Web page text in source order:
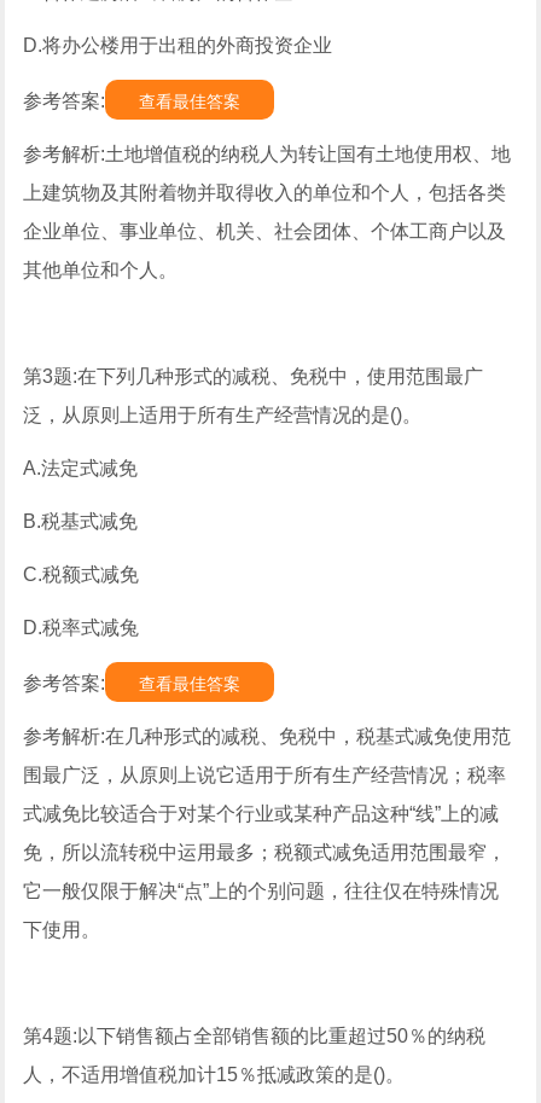
D.将办公楼用于出租的外商投资企业
参考答案: 查看最佳答案
参考解析:土地增值税的纳税人为转让国有土地使用权、地
上建筑物及其附着物并取得收入的单位和个人，包括各类
企业单位、事业单位、机关、社会团体、个体工商户以及
其他单位和个人。
第3题:在下列几种形式的减税、免税中，使用范围最广
泛，从原则上适用于所有生产经营情况的是()。
A.法定式减免
B.税基式减免
C.税额式减免
D.税率式减兔
参考答案: 查看最佳答案
参考解析:在几种形式的减税、免税中，税基式减免使用范
围最广泛，从原则上说它适用于所有生产经营情况；税率
式减免比较适合于对某个行业或某种产品这种“线”上的减
免，所以流转税中运用最多；税额式减免适用范围最窄，
它一般仅限于解决“点”上的个别问题，往往仅在特殊情况
下使用。
第4题:以下销售额占全部销售额的比重超过50％的纳税
人，不适用增值税加计15％抵减政策的是()。